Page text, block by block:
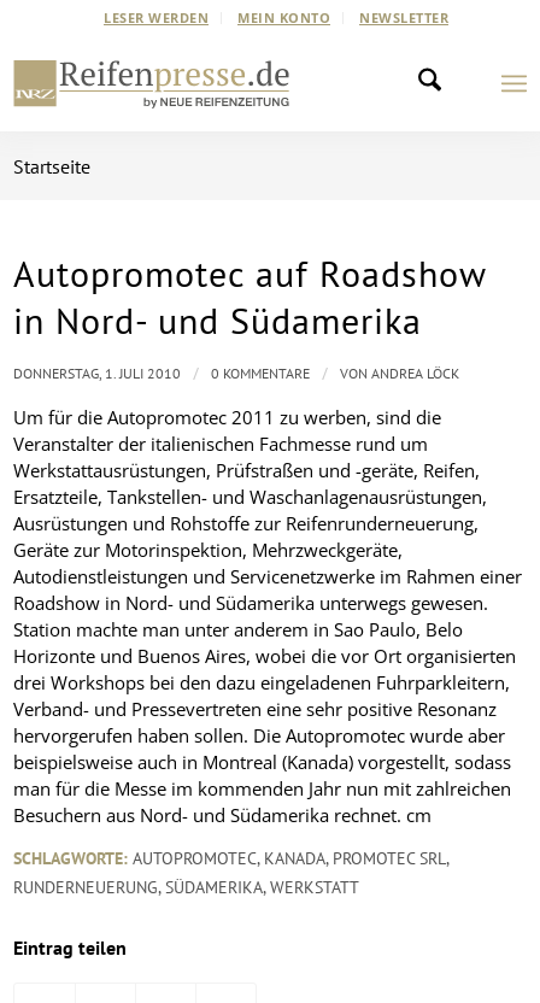
LESER WERDEN MEIN KONTO NEWSLETTER
Startseite
Autopromotec auf Roadshow
in Nord- und Südamerika
Um für die Autopromotec 2011 zu werben, sind die
Veranstalter der italienischen Fachmesse rund um
Werkstattausrüstungen, Prüfstraßen und -geräte, Reifen,
Ersatzteile, Tankstellen- und Waschanlagenausrüstungen,
Ausrüstungen und Rohstoffe zur Reifenrunderneuerung,
Geräte zur Motorinspektion, Mehrzweckgeräte,
Autodienstleistungen und Servicenetzwerke im Rahmen einer
Roadshow in Nord- und Südamerika unterwegs gewesen.
Station machte man unter anderem in Sao Paulo, Belo
Horizonte und Buenos Aires, wobei die vor Ort organisierten
drei Workshops bei den dazu eingeladenen Fuhrparkleitern,
Verband- und Pressevertreten eine sehr positive Resonanz
hervorgerufen haben sollen. Die Autopromotec wurde aber
beispielsweise auch in Montreal (Kanada) vorgestellt, sodass
man für die Messe im kommenden Jahr nun mit zahlreichen
Besuchern aus Nord- und Südamerika rechnet.cm
DONNERSTAG, 1. JULI 2010 / 0 KOMMENTARE / VONANDREA LÖCK
SCHLAGWORTE: AUTOPROMOTEC, KANADA, PROMOTEC SRL,
RUNDERNEUERUNG, SÜDAMERIKA,WERKSTATT
Eintrag teilen